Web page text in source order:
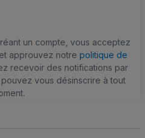
un compte, vous acceptez
et approuvez notre politique de
recevoir des notifications par
vous désinscrire à tout